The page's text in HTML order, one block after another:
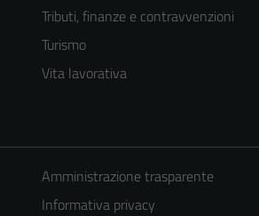
Tributi, finanze e contravvenzioni
Turismo
Vita lavorativa
Amministrazione trasparente
Informativa privacy